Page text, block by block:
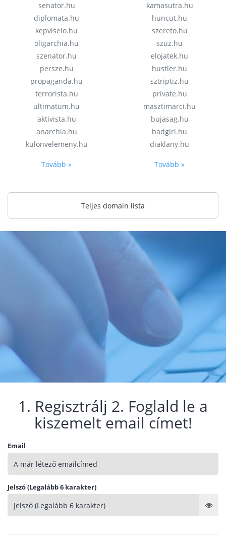
senator.hu
diplomata.hu
kepviselo.hu
oligarchia.hu
szenator.hu
persze.hu
propaganda.hu
terrorista.hu
ultimatum.hu
aktivista.hu
anarchia.hu
kulonvelemeny.hu
Tovább »
kamasutra.hu
huncut.hu
szereto.hu
szuz.hu
elojatek.hu
hustler.hu
sztriptiz.hu
private.hu
masztimarci.hu
bujasag.hu
badgirl.hu
diaklany.hu
Tovább »
Teljes domain lista
1. Regisztrálj 2. Foglald le a
kiszemelt email címet!
Email
Jelszó (Legalább 6 karakter)